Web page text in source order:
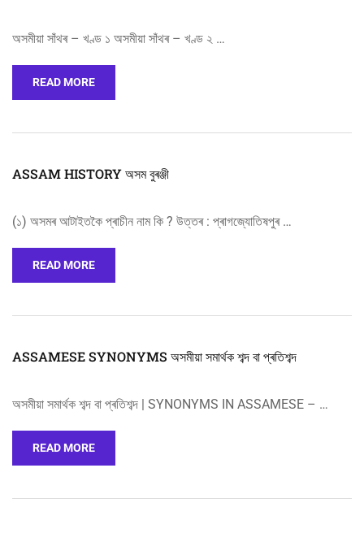
অসমীয়া সাঁথৰ – খণ্ড ১ অসমীয়া সাঁথৰ – খণ্ড ২ …
READ MORE
ASSAM HISTORY অসম বুৰঞ্জী
(১) অসমৰ আটাইতকৈ প্ৰাচীন নাম কি ? উত্তৰ : প্ৰাগজ্যোতিষপুৰ …
READ MORE
ASSAMESE SYNONYMS অসমীয়া সমার্থক শব্দ বা প্ৰতিশব্দ
অসমীয়া সমার্থক শব্দ বা প্ৰতিশব্দ | SYNONYMS IN ASSAMESE – …
READ MORE